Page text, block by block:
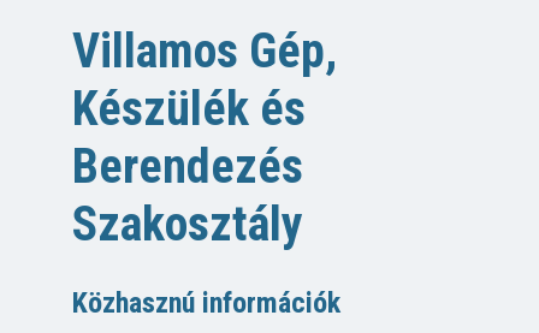
Villamos Gép,
Készülék és
Berendezés
Szakosztály
Közhasznú információk